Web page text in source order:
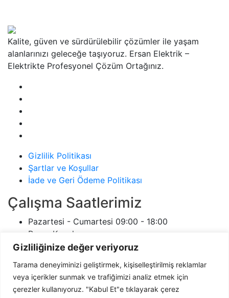
Gizliliğinize değer veriyoruz
Tarama deneyiminizi geliştirmek, kişiselleştirilmiş reklamlar
veya içerikler sunmak ve trafiğimizi analiz etmek için
çerezler kullanıyoruz. "Kabul Et"e tıklayarak çerez
Kalite, güven ve sürdürülebilir çözümler ile yaşam
alanlarınızı geleceğe taşıyoruz. Ersan Elektrik –
Elektrikte Profesyonel Çözüm Ortağınız.
Gizlilik Politikası
Şartlar ve Koşullar
İade ve Geri Ödeme Politikası
Çalışma Saatlerimiz
Pazartesi - Cumartesi 09:00 - 18:00
Pazar
Kapalı
ersanelektrikci.com 7/24
İletişim
Adres:Aşağıpazar Mahallesi 619 Sokak Ülker